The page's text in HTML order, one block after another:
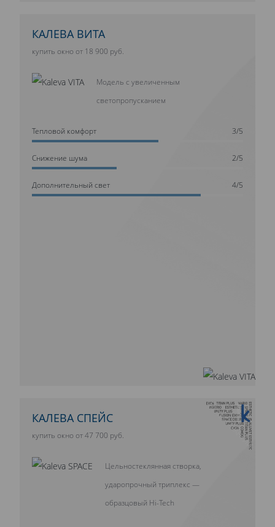
КАЛЕВА ВИТА
купить окно от 18 900 руб.
Модель с увеличенным
светопропусканием
Тепловой комфорт 3/5
Cнижение шума 2/5
Дополнительный свет 4/5
10 ЛЕТ ГАРАНТИИ
КАЛЕВА СПЕЙС
купить окно от 47 700 руб.
Цельностеклянная створка,
ударопрочный триплекс —
образцовый Hi-Tech